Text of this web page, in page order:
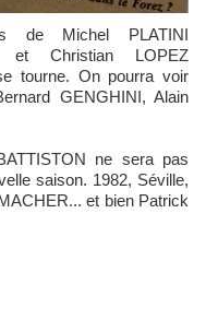
et Christian LOPEZ
tourne. On pourra voir
GENGHINI, Alain
ne sera pas
saison. 1982, Séville,
et bien Patrick